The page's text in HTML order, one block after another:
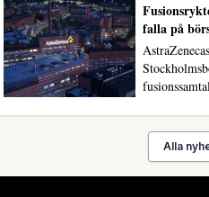
falla på
Alla